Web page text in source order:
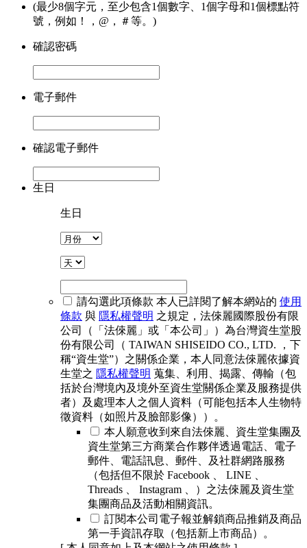
(最少8個字元，至少包含1個數字、1個字母和1個標點符
號，例如！，@，＃等。)
確認密碼
電子郵件
確認電子郵件
生日
生日
請勾選此項條款 本人已詳閱了解本網站的 使用
條款 與 隱私權聲明 之規定，法倈麗國際股份有限
公司（「法倈麗」或「本公司」）為台灣資生堂股
份有限公司（ TAIWAN SHISEIDO CO., LTD. ，下
稱“資生堂”）之關係企業，本人同意法倈麗依據資
生堂之 隱私權聲明 蒐集、利用、揭露、傳輸（包
括於台灣境內及境外至資生堂關係企業及服務提供
者）及處理本人之個人資料（可能包括本人生物特
徵資料（如照片及臉部影像））。
本人願意收到來自法倈麗、資生堂集團及
資生堂第三方商業合作夥伴透過電話、電子
郵件、電話訊息、郵件、及社群網路服務
（包括但不限於 Facebook 、 LINE 、
Threads 、 Instagram 、）之法倈麗及資生堂
集團商品及活動相關資訊。
訂閱本公司電子報並解鎖商品推銷及商品
第一手資訊存取（包括新上市商品）。